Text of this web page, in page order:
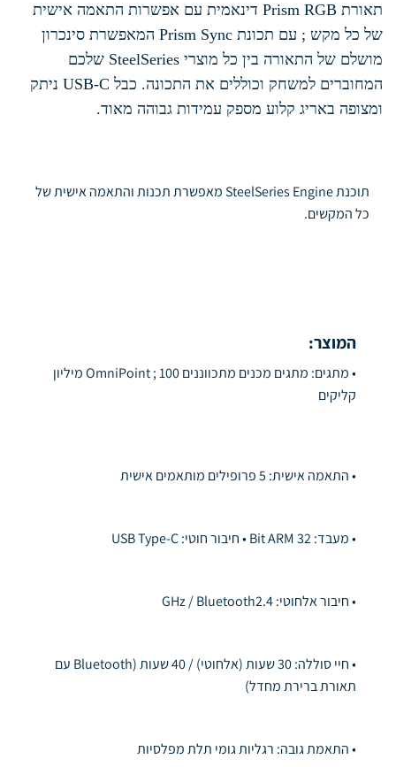
תאורת Prism RGB דינאמית עם אפשרות התאמה אישית
של כל מקש ; עם תכונת Prism Sync המאפשרת סינכרון
מושלם של התאורה בין כל מוצרי SteelSeries שלכם
המחוברים למשחק וכוללים את התכונה. כבל USB-C ניתק
ומצופה באריג קלוע מספק עמידות גבוהה מאוד.
תוכנת SteelSeries Engine מאפשרת תכנות והתאמה אישית של
כל המקשים.
המוצר:
• מתגים: מתגים מכנים מתכווננים OmniPoint ; 100 מיליון
קליקים
• התאמה אישית: 5 פרופילים מותאמים אישית
• מעבד: 32 Bit ARM • חיבור חוטי: USB Type-C
• חיבור אלחוטי: GHz / Bluetooth2.4
• חיי סוללה: 30 שעות (אלחוטי) / 40 שעות (Bluetooth עם
תאורת ברירת מחדל)
• התאמת גובה: רגליות גומי תלת מפלסיות